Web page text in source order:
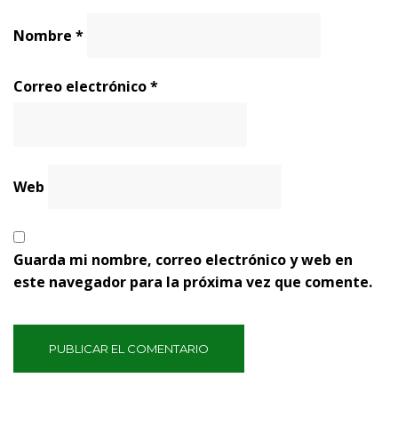
Nombre *
Correo electrónico*
Web
Guarda mi nombre, correo electrónico y web en
este navegador para la próxima vez que comente.